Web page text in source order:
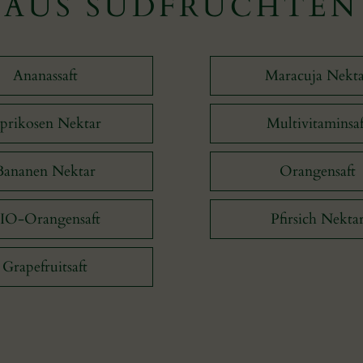
Ananassaft
Nektar
Nektar
Orangensaft
Grapefruitsaft
Maracuja
Orangensaft
Pfirsich Nektar